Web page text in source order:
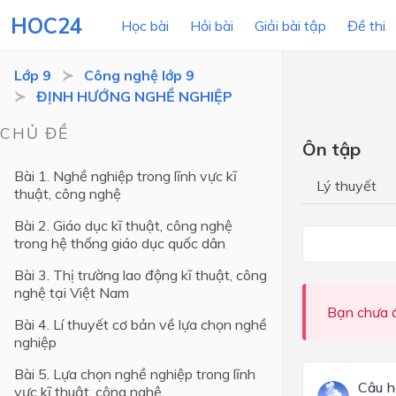
HOC24 Học bài Hỏi bài Giải bài tập Đề thi
Lớp 12
Lớp 11
Lớp 10
Lớp 9
Lớp 8
Lớp 7
Lớp 6
Lớp 9
Công nghệ lớp 9
ĐỊNH HƯỚNG NGHỀ NGHIỆP
CHỦ ĐỀ
Bài 1. Nghề nghiệp trong lĩnh vực kĩ
thuật, công nghệ
Bài 2. Giáo dục kĩ thuật, công nghệ
trong hệ thống giáo dục quốc dân
Bài 3. Thị trường lao động kĩ thuật, công
nghệ tại Việt Nam
Bài 4. Lí thuyết cơ bản về lựa chọn nghề
nghiệp
Bài 5. Lựa chọn nghề nghiệp trong lĩnh
vực kĩ thuật, công nghệ
Ôn tập
Lý thuyết
Bạn chưa
Câu